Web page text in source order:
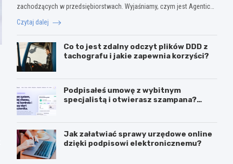
zachodzących w przedsiębiorstwach. Wyjaśniamy, czym jest Agentic…
Czytaj dalej
Co to jest zdalny odczyt plików DDD z
tachografu i jakie zapewnia korzyści?
Podpisałeś umowę z wybitnym
specjalistą i otwierasz szampana?
Jak załatwiać sprawy urzędowe online
dzięki podpisowi elektronicznemu?